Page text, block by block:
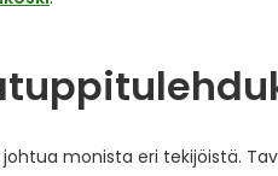
johtua monista eri tekijöistä.